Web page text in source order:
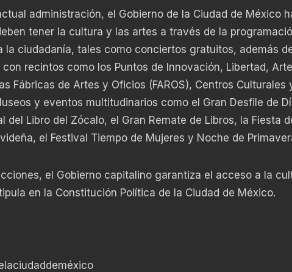
administración, el Gobierno de la Ciudad de México
tener la cultura y las artes a través de la
la ciudadanía, tales como conciertos gratuitos, además
recintos como los Puntos de Innovación, Libertad,
Fábricas de Artes y Oficios (FAROS), Centros
y eventos multitudinarios como el Gran Desfile de
del Libro del Zócalo, el Gran Remate de Libros, la Fiesta
el Festival Tiempo de Mujeres y Noche de
el Gobierno capitalino garantiza el acceso a la
en la Constitución Política de la Ciudad de México.